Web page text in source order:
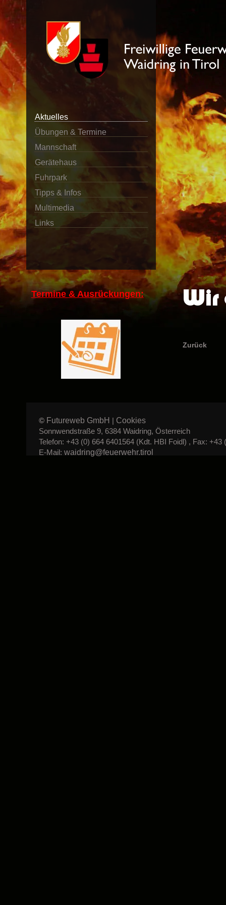
Aktuelles
Übungen & Termine
Mannschaft
Gerätehaus
Fuhrpark
Tipps & Infos
Multimedia
Links
Termine & Ausrückungen: Wir
Zurück
© Futureweb GmbH | Cookies
Sonnwendstraße 9, 6384 Waidring, Österreich
Telefon: +43 (0) 664 6401564 (Kdt. HBI Foidl) , Fax: +43
E-Mail: waidring@feuerwehr.tirol